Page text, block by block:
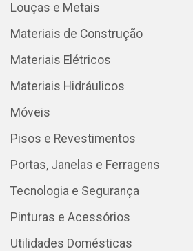
Louças e Metais
Materiais de Construção
Materiais Elétricos
Materiais Hidráulicos
Móveis
Pisos e Revestimentos
Portas, Janelas e Ferragens
Tecnologia e Segurança
Pinturas e Acessórios
Utilidades Domésticas